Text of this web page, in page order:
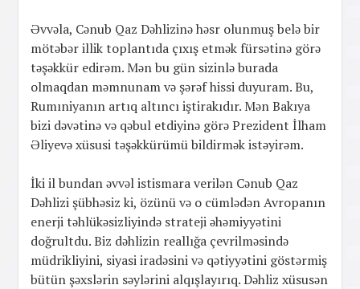
Əvvəla, Cənub Qaz Dəhlizinə həsr olunmuş belə bir
mötəbər illik toplantıda çıxış etmək fürsətinə görə
təşəkkür edirəm. Mən bu gün sizinlə burada
olmaqdan məmnunam və şərəf hissi duyuram. Bu,
Rumıniyanın artıq altıncı iştirakıdır. Mən Bakıya
bizi dəvətinə və qəbul etdiyinə görə Prezident İlham
Əliyevə xüsusi təşəkkürümü bildirmək istəyirəm.
İki il bundan əvvəl istismara verilən Cənub Qaz
Dəhlizi şübhəsiz ki, özünü və o cümlədən Avropanın
enerji təhlükəsizliyində strateji əhəmiyyətini
doğrultdu. Biz dəhlizin reallığa çevrilməsində
müdrikliyini, siyasi iradəsini və qətiyyətini göstərmiş
bütün şəxslərin səylərini alqışlayırıq. Dəhliz xüsusən